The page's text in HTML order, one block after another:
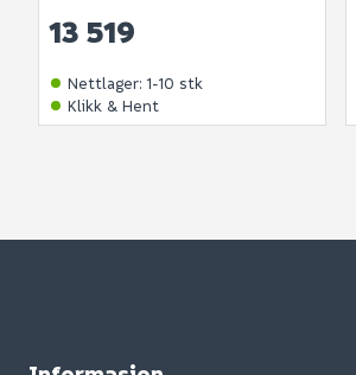
13 519
Nettlager: 1-10 stk
Klikk & Hent